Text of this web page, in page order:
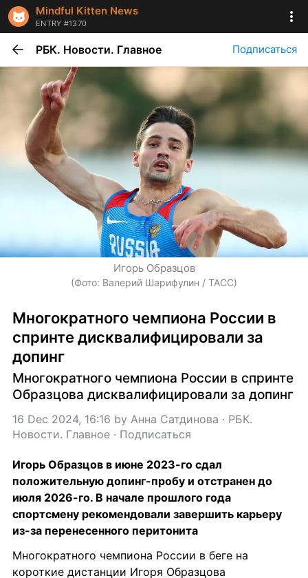
Mindful Kitten News
ENTRY #1370
РБК. Новости. Главное Подписаться
Игорь Образцов
(Фото: Валерий Шарифулин / ТАСС)
Многократного чемпиона России в
спринте дисквалифицировали за
допинг
Многократного чемпиона России в спринте
Образцова дисквалифицировали за допинг
16 Dec 2024, 16:16 by Анна Сатдинова · РБК.
Новости. Главное · Подписаться
Игорь Образцов в июне 2023-го сдал
положительную допинг-пробу и отстранен до
июля 2026-го. В начале прошлого года
спортсмену рекомендовали завершить карьеру
из-за перенесенного перитонита
Многократного чемпиона России в беге на
короткие дистанции Игоря Образцова